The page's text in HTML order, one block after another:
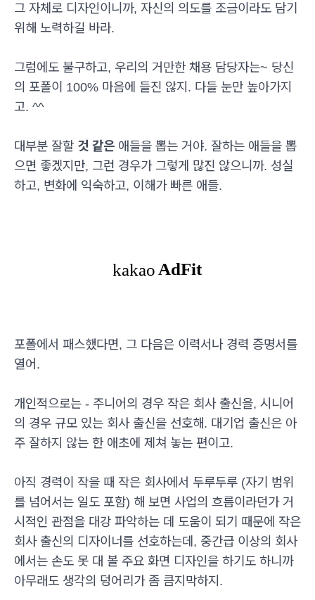
그 자체로 디자인이니까, 자신의 의도를 조금이라도 담기
위해 노력하길 바라.
그럼에도 불구하고, 우리의 거만한 채용 담당자는~ 당신
의 포폴이 100% 마음에 들진 않지. 다들 눈만 높아가지
고. ^^
대부분 잘할 것 같은 애들을 뽑는 거야. 잘하는 애들을 뽑
으면 좋겠지만, 그런 경우가 그렇게 많진 않으니까. 성실
하고, 변화에 익숙하고, 이해가 빠른 애들.
포폴에서 패스했다면, 그 다음은 이력서나 경력 증명서를
열어.
개인적으로는 - 주니어의 경우 작은 회사 출신을, 시니어
의 경우 규모 있는 회사 출신을 선호해. 대기업 출신은 아
주 잘하지 않는 한 애초에 제쳐 놓는 편이고.
아직 경력이 작을 때 작은 회사에서 두루두루 (자기 범위
를 넘어서는 일도 포함) 해 보면 사업의 흐름이라던가 거
시적인 관점을 대강 파악하는 데 도움이 되기 때문에 작은
회사 출신의 디자이너를 선호하는데, 중간급 이상의 회사
에서는 손도 못 대 볼 주요 화면 디자인을 하기도 하니까
아무래도 생각의 덩어리가 좀 큼지막하지.